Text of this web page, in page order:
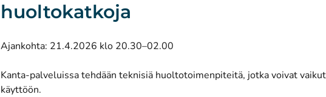
huoltokatkoja
Ajankohta: 21.4.2026 klo 20.30–02.00
Kanta-palveluissa tehdään teknisiä huoltotoimenpiteitä, jotka voivat
käyttöön.